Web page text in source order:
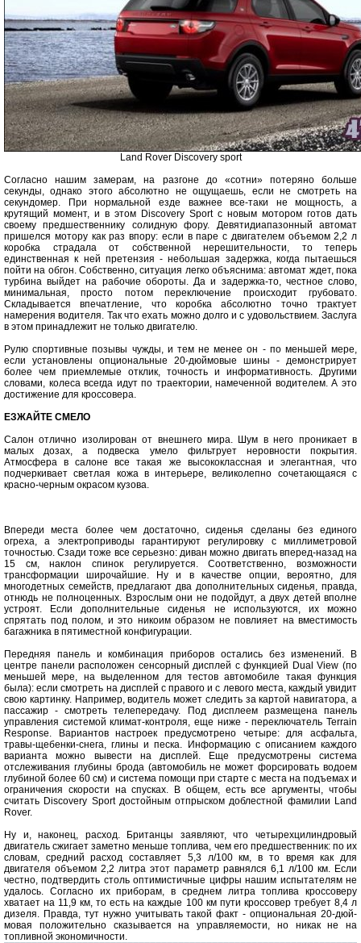
Land Rover Discovery sport
Согласно нашим замерам, на разгоне до «сотни» потеряно больше
секунды, однако этого абсолютно не ощущаешь, если не смотреть на
секундомер. При нормальной езде важнее все-таки не мощность, а
крутящий момент, и в этом Discovery Sport с новым мотором готов дать
своему предшественнику солидную фору. Девятидиапазонный автомат
пришелся мотору как раз впору: если в паре с двигателем объемом 2,2 л
коробка страдала от собственной нерешительности, то теперь
единственная к ней претензия - небольшая задержка, когда пытаешься
пойти на обгон. Собственно, ситуация легко объяснима: автомат ждет, пока
турбина выйдет на рабочие обороты. Да и задержка-то, честное слово,
минимальная, просто потом переключение происходит грубовато.
Складывается впечатление, что коробка абсолютно точно трактует
намерения водителя. Так что ехать можно долго и с удовольствием. Заслуга
в этом принадлежит не только двигателю.
Рулю спортивные позывы чужды, и тем не менее он - по меньшей мере,
если установлены опциональные 20-дюймовые шины - демонстрирует
более чем приемлемые отклик, точность и информативность. Другими
словами, колеса всегда идут по траектории, намеченной водителем. А это
достижение для кроссовера.
ЕЗЖАЙТЕ СМЕЛО
Салон отлично изолирован от внешнего мира. Шум в него проникает в
малых дозах, а подвеска умело фильтрует неровности покрытия.
Атмосфера в салоне все такая же высококлассная и элегантная, что
подчеркивает светлая кожа в интерьере, великолепно сочетающаяся с
красно-черным окрасом кузова.
Впереди места более чем достаточно, сиденья сделаны без единого
огреха, а электроприводы гарантируют регулировку с миллиметровой
точностью. Сзади тоже все серьезно: диван можно двигать вперед-назад на
15 см, наклон спинок регулируется. Соответственно, возможности
трансформации широчайшие. Ну и в качестве опции, вероятно, для
многодетных семейств, предлагают два дополнительных сиденья, правда,
отнюдь не полноценных. Взрослым они не подойдут, а двух детей вполне
устроят. Если дополнительные сиденья не используются, их можно
спрятать под полом, и это никоим образом не повлияет на вместимость
багажника в пятиместной конфигурации.
Передняя панель и комбинация приборов остались без изменений. В
центре панели расположен сенсорный дисплей с функцией Dual View (по
меньшей мере, на выделенном для тестов автомобиле такая функция
была): если смотреть на дисплей с правого и с левого места, каждый увидит
свою картинку. Например, водитель может следить за картой навигатора, а
пассажир - смотреть телепередачу. Под дисплеем размещена панель
управления системой климат-контроля, еще ниже - переключатель Terrain
Response. Вариантов настроек предусмотрено четыре: для асфальта,
травы-щебенки-снега, глины и песка. Информацию с описанием каждого
варианта можно вывести на дисплей. Еще предусмотрены система
отслеживания глубины брода (автомобиль не может форсировать водоем
глубиной более 60 см) и система помощи при старте с места на подъемах и
ограничения скорости на спусках. В общем, есть все аргументы, чтобы
считать Discovery Sport достойным отпрыском доблестной фамилии Land
Rover.
Ну и, наконец, расход. Британцы заявляют, что четырехцилиндровый
двигатель сжигает заметно меньше топлива, чем его предшественник: по их
словам, средний расход составляет 5,3 л/100 км, в то время как для
двигателя объемом 2,2 литра этот параметр равнялся 6,1 л/100 км. Если
честно, подтвердить столь оптимистичные цифры нашим испытателям не
удалось. Согласно их приборам, в среднем литра топлива кроссоверу
хватает на 11,9 км, то есть на каждые 100 км пути кроссовер требует 8,4 л
дизеля. Правда, тут нужно учитывать такой факт - опциональная 20-дюй-
мовая положительно сказывается на управляемости, но никак не на
топливной экономичности.